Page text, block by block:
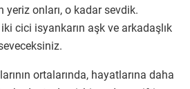
yeriz onları, o kadar sevdik.
cici isyankarın aşk ve arkadaşlık
ortalarında, hayatlarına daha